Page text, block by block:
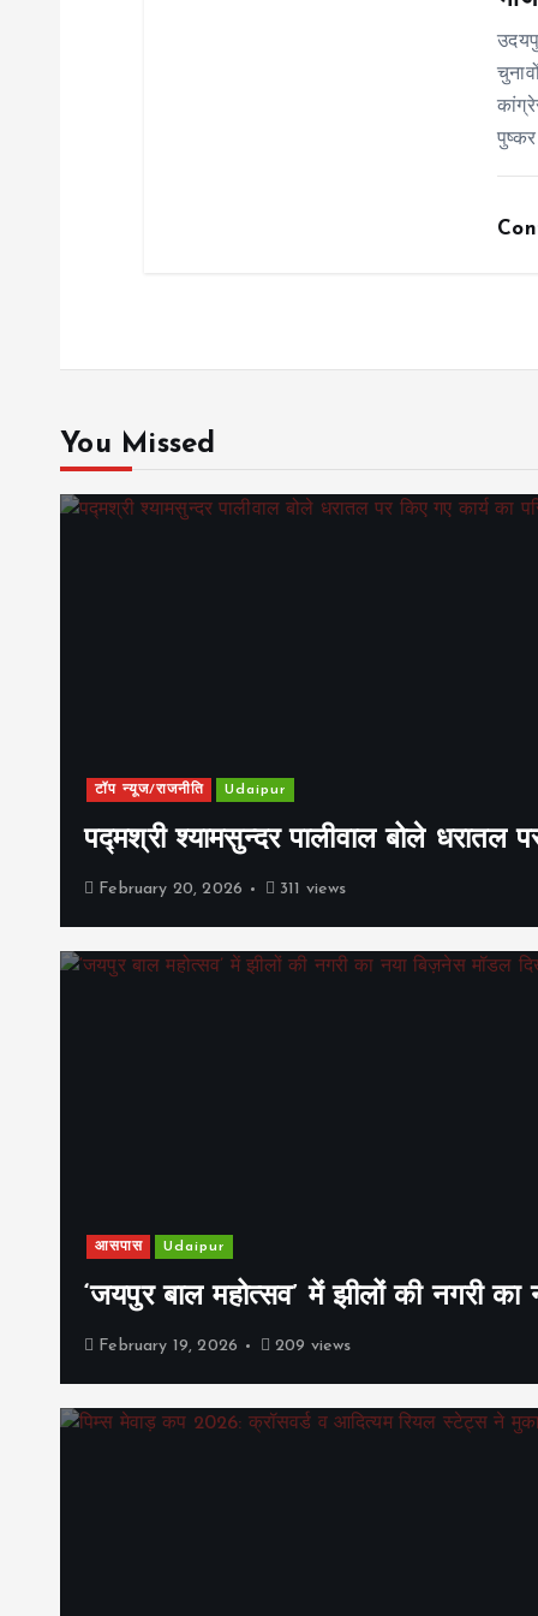
You Missed
टॉप न्यूज/राजनीति Udaipur
पद्मश्री श्यामसुन्दर पालीवाल बोले धरातल
February 20, 2026 311 views
आसपास Udaipur
‘जयपुर बाल महोत्सव’ में झीलों की नगरी
February 19, 2026 209 views